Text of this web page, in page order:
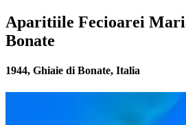
Aparitiile Fecioarei
Bonate
1944, Ghiaie di Bonate, Italia